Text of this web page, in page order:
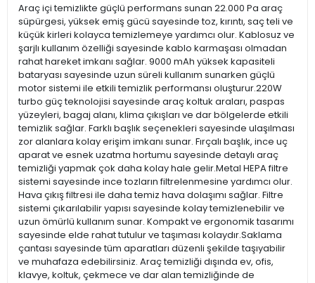
Araç içi temizlikte güçlü performans sunan 22.000 Pa araç
süpürgesi, yüksek emiş gücü sayesinde toz, kırıntı, saç teli ve
küçük kirleri kolayca temizlemeye yardımcı olur. Kablosuz ve
şarjlı kullanım özelliği sayesinde kablo karmaşası olmadan
rahat hareket imkanı sağlar. 9000 mAh yüksek kapasiteli
bataryası sayesinde uzun süreli kullanım sunarken güçlü
motor sistemi ile etkili temizlik performansı oluşturur.220W
turbo güç teknolojisi sayesinde araç koltuk araları, paspas
yüzeyleri, bagaj alanı, klima çıkışları ve dar bölgelerde etkili
temizlik sağlar. Farklı başlık seçenekleri sayesinde ulaşılması
zor alanlara kolay erişim imkanı sunar. Fırçalı başlık, ince uç
aparat ve esnek uzatma hortumu sayesinde detaylı araç
temizliği yapmak çok daha kolay hale gelir.Metal HEPA filtre
sistemi sayesinde ince tozların filtrelenmesine yardımcı olur.
Hava çıkış filtresi ile daha temiz hava dolaşımı sağlar. Filtre
sistemi çıkarılabilir yapısı sayesinde kolay temizlenebilir ve
uzun ömürlü kullanım sunar. Kompakt ve ergonomik tasarımı
sayesinde elde rahat tutulur ve taşıması kolaydır.Saklama
çantası sayesinde tüm aparatları düzenli şekilde taşıyabilir
ve muhafaza edebilirsiniz. Araç temizliği dışında ev, ofis,
klavye, koltuk, çekmece ve dar alan temizliğinde de